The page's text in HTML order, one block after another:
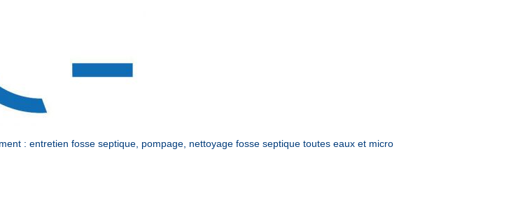
: entretien fosse septique, pompage, nettoyage fosse septique toutes eaux et micro